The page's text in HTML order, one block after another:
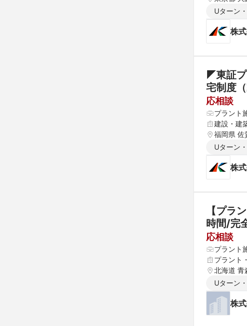
Uターン
株
◤東証プ
応相談
プラント
建設・建
福岡県 佐
Uターン
株
【プラ
時間/完
応相談
プラント
プラント
北海道 青
県 新潟県
愛媛県 高
Uターン
株